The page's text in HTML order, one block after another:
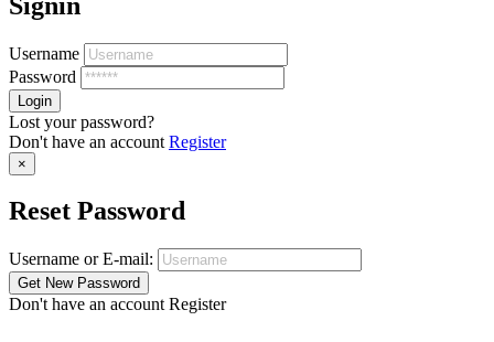
Username
Password
Lost your password?
Don't have an account Register
×
Reset Password
Username or E-mail:
Don't have an account Register